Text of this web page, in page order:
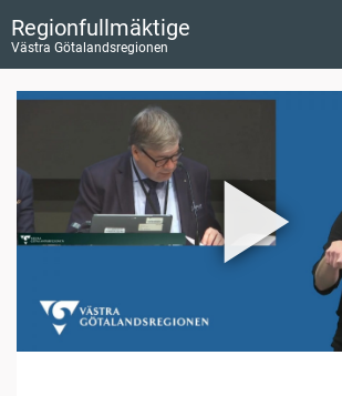
Regionfullmäktige
Västra Götalandsregionen